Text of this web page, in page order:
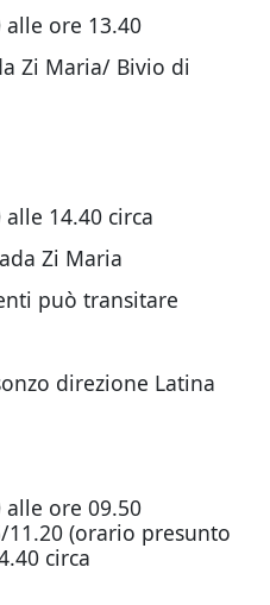
ore 13.40
Zi Maria/ Bivio di
14.40 circa
Zi Maria
può transitare
direzione Latina
ore 09.50
(orario presunto
circa